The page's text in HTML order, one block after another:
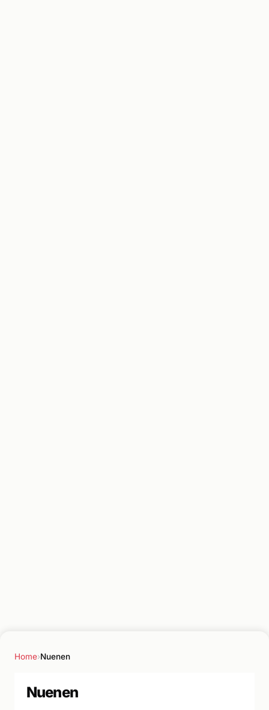
Home›Nuenen
Nuenen